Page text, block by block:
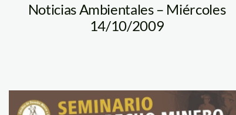
Noticias Ambientales – Miércoles
14/10/2009